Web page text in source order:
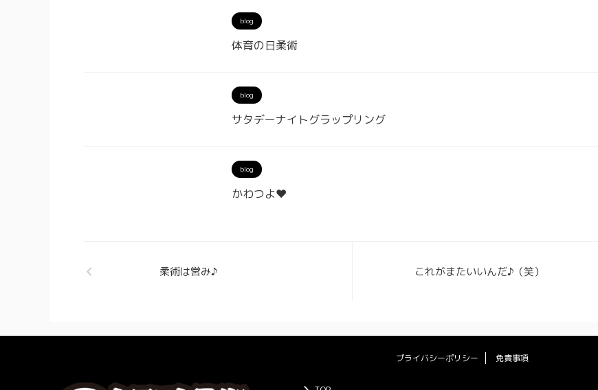
blog
体育の日柔術
blog
サタデーナイトグラップリング
blog
かわつよ❤︎
柔術は営み♪ これがまたいいんだ♪（笑）
プライバシーポリシー 免責事項